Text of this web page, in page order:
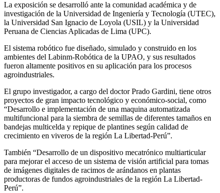
La exposición se desarrolló ante la comunidad académica y de
investigación de la Universidad de Ingeniería y Tecnología (UTEC),
la Universidad San Ignacio de Loyola (USIL) y la Universidad
Peruana de Ciencias Aplicadas de Lima (UPC).
El sistema robótico fue diseñado, simulado y construido en los
ambientes del Labinm-Robótica de la UPAO, y sus resultados
fueron altamente positivos en su aplicación para los procesos
agroindustriales.
El grupo investigador, a cargo del doctor Prado Gardini, tiene otros
proyectos de gran impacto tecnológico y económico-social, como
“Desarrollo e implementación de una maquina automatizada
multifuncional para la siembra de semillas de diferentes tamaños en
bandejas multicelda y repique de plantines según calidad de
crecimiento en viveros de la región La Libertad-Perú”.
También “Desarrollo de un dispositivo mecatrónico multiarticular
para mejorar el acceso de un sistema de visión artificial para tomas
de imágenes digitales de racimos de arándanos en plantas
productoras de fundos agroindustriales de la región La Libertad-
Perú”.